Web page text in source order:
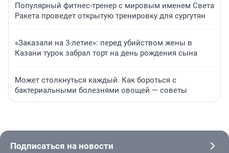
Популярный фитнес-тренер с мировым именем Света
Ракета проведет открытую тренировку для сургутян
«Заказали на 3-летие»: перед убийством жены в
Казани турок забрал торт на день рождения сына
Может столкнуться каждый. Как бороться с
бактериальными болезнями овощей — советы
Подписаться на новости